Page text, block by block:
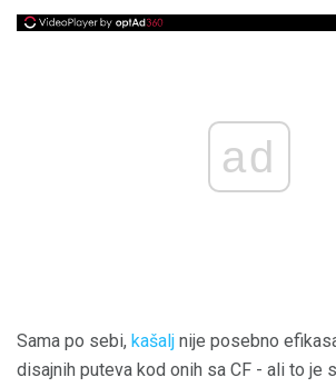
ad
Sama po sebi, kašalj nije posebno
disajnih puteva kod onih sa CF - ali to je